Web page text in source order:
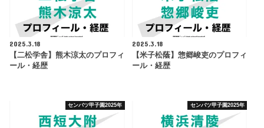
2025.3.18
【二松学舎】熊木涼太のプロフィ
ール・経歴
2025.3.18
【米子松蔭】惣郷峻吏のプロフィ
ール・経歴
センバツ甲子園2025年 センバツ甲子園2025年